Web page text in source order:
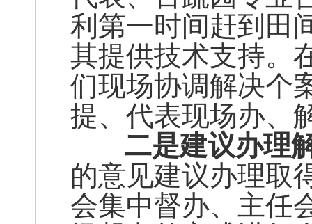
利第一时间赶到田
其提供技术支持。
们现场协调解决个
提、代表现场办、
二是建议办理
的意见建议办理取
会集中督办、主任